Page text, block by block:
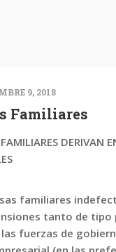
9, 2018
Familiares
DERIVAN
familiares
tanto de tipo
fuerzas de